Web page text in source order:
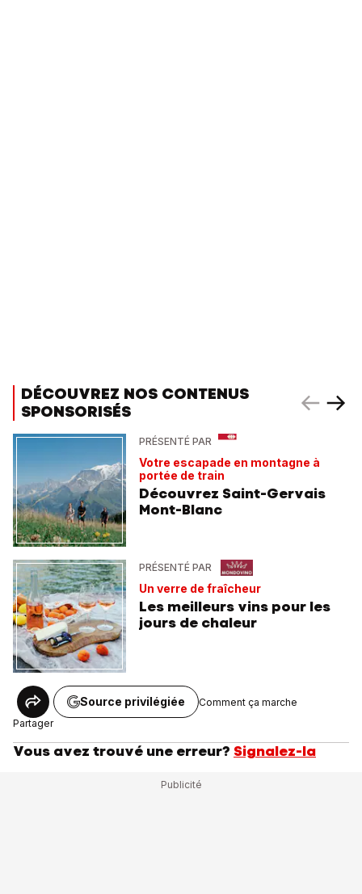
DÉCOUVREZ NOS CONTENUS
SPONSORISÉS
PRÉSENTÉ PAR
Votre escapade en montagne à
portée de train
Découvrez Saint-Gervais
Mont-Blanc
PRÉSENTÉ PAR
Un verre de fraîcheur
Les meilleurs vins pour les
jours de chaleur
Partager
Source privilégiée Comment ça marche
Vous avez trouvé une erreur? Signalez-la